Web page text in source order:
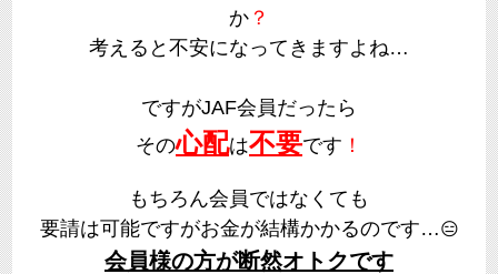
か ？
考えると不安になってきますよね…
ですがJAF会員だったら
その心配は不要です ！
もちろん会員ではなくても
要請は可能ですがお金が結構かかるのです…😑
会員様の方が断然オトクです